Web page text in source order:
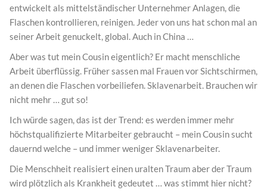
entwickelt als mittelständischer Unternehmer Anlagen, die
Flaschen kontrollieren, reinigen. Jeder von uns hat schon mal an
seiner Arbeit genuckelt, global. Auch in China …
Aber was tut mein Cousin eigentlich? Er macht menschliche
Arbeit überflüssig. Früher sassen mal Frauen vor Sichtschirmen,
an denen die Flaschen vorbeiliefen. Sklavenarbeit. Brauchen wir
nicht mehr … gut so!
Ich würde sagen, das ist der Trend: es werden immer mehr
höchstqualifizierte Mitarbeiter gebraucht – mein Cousin sucht
dauernd welche – und immer weniger Sklavenarbeiter.
Die Menschheit realisiert einen uralten Traum aber der Traum
wird plötzlich als Krankheit gedeutet … was stimmt hier nicht?